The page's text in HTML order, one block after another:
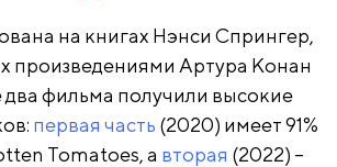
на книгах Нэнси Спрингер,
произведениями Артура Конан
фильма получили высокие
первая часть (2020) имеет 91%
Tomatoes, а вторая (2022) –